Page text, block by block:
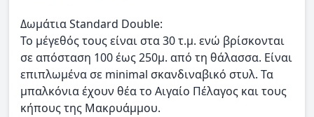
Δωμάτια Standard Double:
Το μέγεθός τους είναι στα 30 τ.μ. ενώ βρίσκονται
σε απόσταση 100 έως 250μ. από τη θάλασσα. Είναι
επιπλωμένα σε minimal σκανδιναβικό στυλ. Τα
μπαλκόνια έχουν θέα το Αιγαίο Πέλαγος και τους
κήπους της Μακρυάμμου.